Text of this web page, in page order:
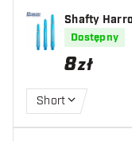
Shafty
Dostępny
8zł
Short